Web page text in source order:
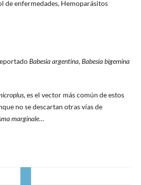
de enfermedades, Hemoparásitos
Babesia argentina,Babesia bigemina
, es el vector más común de estos
no se descartan otras vías de
marginale…